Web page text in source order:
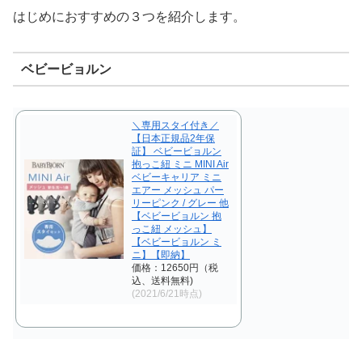
はじめにおすすめの３つを紹介します。
ベビービョルン
＼専用スタイ付き／
【日本正規品2年保
証】 ベビービョルン
抱っこ紐 ミニ MINI Air
ベビーキャリア ミニ
エアー メッシュ パー
リーピンク / グレー 他
【ベビービョルン 抱
っこ紐 メッシュ】
【ベビービョルン ミ
ニ】【即納】
価格：12650円（税
込、送料無料)
(2021/6/21時点)